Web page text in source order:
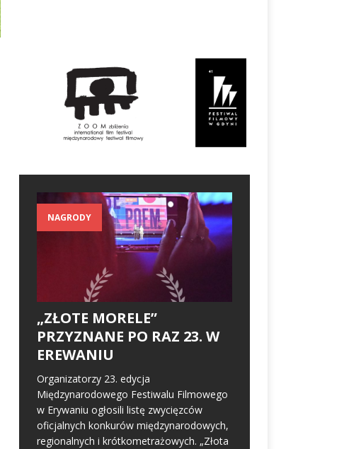
NAGRODY
„ZŁOTE MORELE”
PRZYZNANE PO RAZ 23. W
EREWANIU
Organizatorzy 23. edycja
Międzynarodowego Festiwalu Filmowego
w Erywaniu ogłosili listę zwycięzców
oficjalnych konkurów międzynarodowych,
regionalnych i krótkometrażowych. „Złota